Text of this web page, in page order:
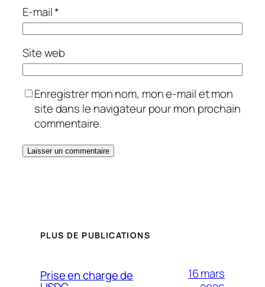
E-mail*
Site web
Enregistrer mon nom, mon e-mail et mon
site dans le navigateur pour mon prochain
commentaire.
PLUS DE PUBLICATIONS
Prise en charge de
16 mars